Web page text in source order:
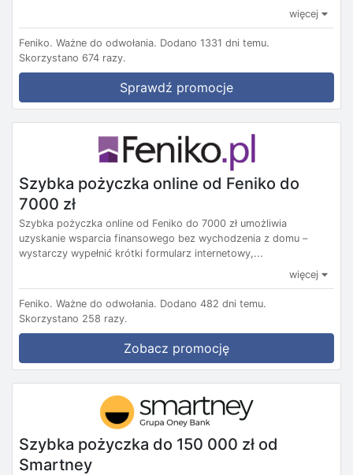
więcej
Feniko. Ważne do odwołania. Dodano 1331 dni temu.
Skorzystano 674 razy.
Sprawdź promocje
Szybka pożyczka online od Feniko do
7000 zł
Szybka pożyczka online od Feniko do 7000 zł umożliwia
uzyskanie wsparcia finansowego bez wychodzenia z domu –
wystarczy wypełnić krótki formularz internetowy,...
więcej
Feniko. Ważne do odwołania. Dodano 482 dni temu.
Skorzystano 258 razy.
Zobacz promocję
Szybka pożyczka do 150 000 zł od
Smartney